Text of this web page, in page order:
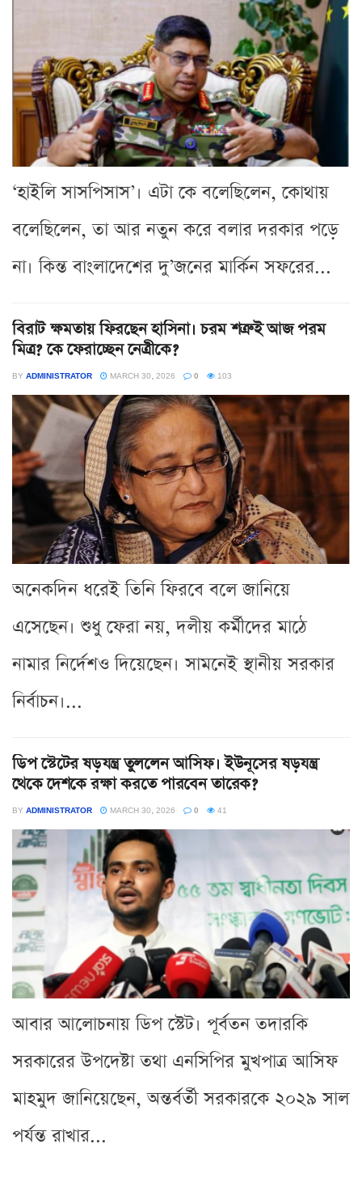
‘হাইলি সাসপিসাস’। এটা কে বলেছিলেন, কোথায়
বলেছিলেন, তা আর নতুন করে বলার দরকার পড়ে
না। কিন্ত বাংলাদেশের দু’জনের মার্কিন সফরের...
বিরাট ক্ষমতায় ফিরছেন হাসিনা। চরম শত্রুই আজ পরম
মিত্র? কে ফেরাচ্ছেন নেত্রীকে?
BY ADMINISTRATOR MARCH 30, 2026 0 103
অনেকদিন ধরেই তিনি ফিরবে বলে জানিয়ে
এসেছেন। শুধু ফেরা নয়, দলীয় কর্মীদের মাঠে
নামার নির্দেশও দিয়েছেন। সামনেই স্থানীয় সরকার
নির্বাচন।...
ডিপ স্টেটের ষড়যন্ত্র তুললেন আসিফ। ইউনূসের ষড়যন্ত্র
থেকে দেশকে রক্ষা করতে পারবেন তারেক?
BY ADMINISTRATOR MARCH 30, 2026 0 41
আবার আলোচনায় ডিপ স্টেট। পূর্বতন তদারকি
সরকারের উপদেষ্টা তথা এনসিপির মুখপাত্র আসিফ
মাহমুদ জানিয়েছেন, অন্তর্বর্তী সরকারকে ২০২৯ সাল
পর্যন্ত রাখার...